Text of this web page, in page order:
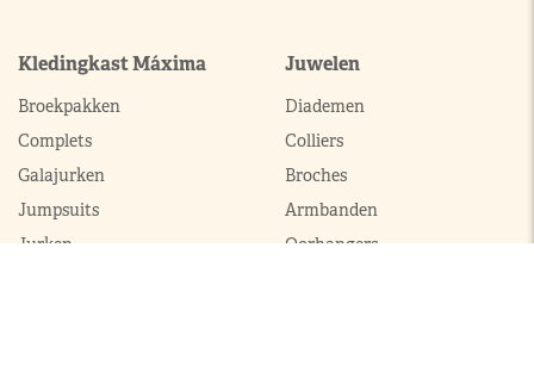
Kledingkast Máxima
Broekpakken
Complets
Galajurken
Jumpsuits
Jurken
Juwelen
Diademen
Colliers
Broches
Armbanden
Oorhangers